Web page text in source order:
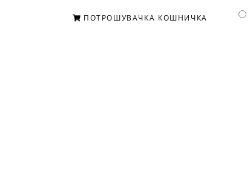
ПОТРОШУВАЧКА КОШНИЧКА